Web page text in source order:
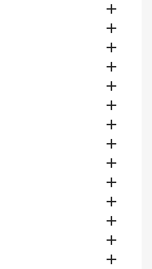













